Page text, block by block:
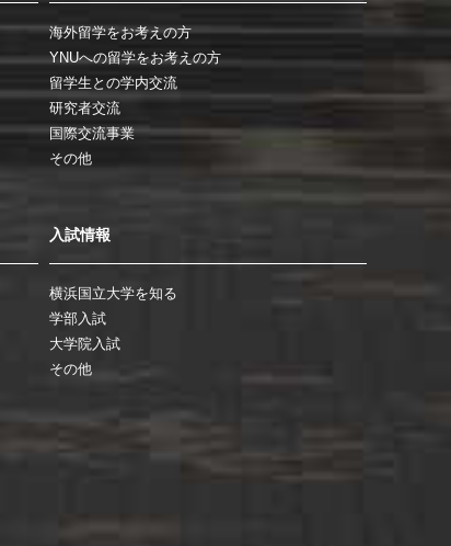
海外留学をお考えの方
YNUへの留学をお考えの方
留学生との学内交流
研究者交流
国際交流事業
その他
入試情報
横浜国立大学を知る
学部入試
大学院入試
その他